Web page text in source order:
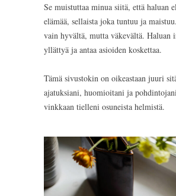
Se muistuttaa minua siitä, että haluan
elämää, sellaista joka tuntuu ja
vain hyvältä, mutta väkevältä. Haluan
yllättyä ja antaa asioiden koskettaa.
Tämä sivustokin on oikeastaan juuri
ajatuksiani, huomioitani ja
vinkkaan tielleni osuneista helmistä.